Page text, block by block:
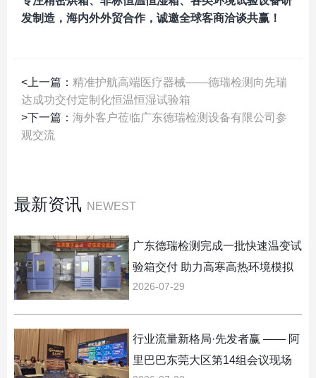
发制造，海内外外贸合作，诚邀全球客商洽谈共赢！
<上一篇： 精准护航高端医疗器械——德瑞检测向先瑞
达成功交付定制化恒温恒湿试验箱
>下一篇： 海外客户莅临广东德瑞检测设备有限公司参
观交流
最新资讯 NEWEST
广东德瑞检测完成一批快速温变试
验箱交付 助力高寒高热环境模拟
验证
2026-07-29
行业流量新格局·先发者赢 —— 阿
里巴巴东莞大区第14组会议现场